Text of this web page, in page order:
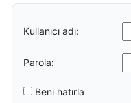
Kullanıcı adı:
Parola:
Beni hatırla